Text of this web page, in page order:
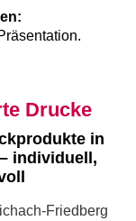
Drucke
in
individuell,
Friedberg